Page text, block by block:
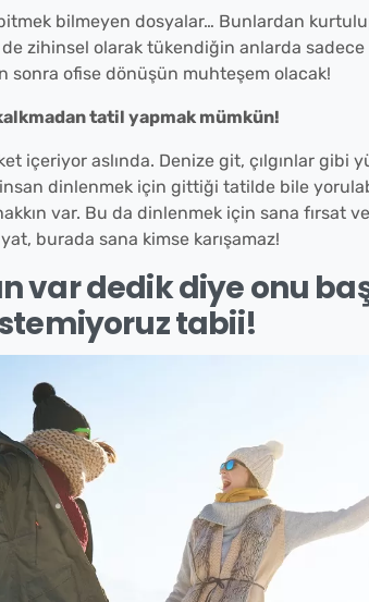
bilmeyen dosyalar… Bunlardan
zihinsel olarak tükendiğin anlarda
sonra ofise dönüşün muhteşem olacak!
tatil yapmak mümkün!
içeriyor aslında. Denize git, çılgınlar gibi
dinlenmek için gittiği tatilde bile
var. Bu da dinlenmek için sana fırsat
burada sana kimse karışamaz!
var dedik diye onu
tabii!